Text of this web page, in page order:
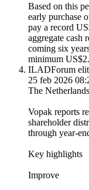
Based on this
early purchase
pay a record
aggregate cash
coming six
minimum
ILADForum
25 feb 2026
The
Vopak reports
shareholder
through year-
Key highlights
Improve